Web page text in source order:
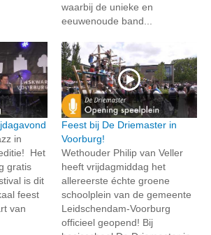
waarbij de unieke en
eeuwenoude band...
in
Het
gratis
is dit
feest
van
Feest bij De Driemaster in
Voorburg!
Wethouder Philip van Veller
heeft vrijdagmiddag het
allereerste échte groene
schoolplein van de gemeente
Leidschendam-Voorburg
officieel geopend! Bij